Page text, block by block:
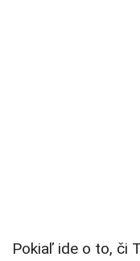
Pokiaľ ide o to, či